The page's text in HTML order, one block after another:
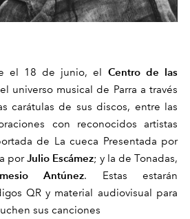
el 18 de junio, el Centro de las
universo musical de Parra a través
carátulasde sus discos, entre las
con reconocidos artistas
de La cueca Presentada por
porJulio Escámez; y la de Tonadas,
Antúnez. Estas estarán
QR y material audiovisual para
sus canciones